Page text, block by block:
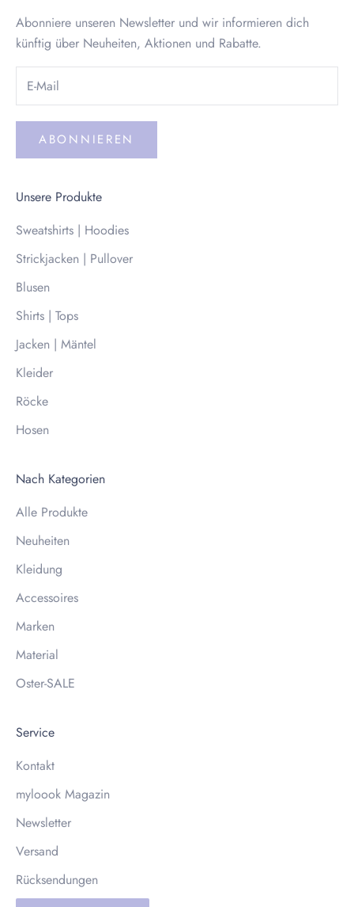
Abonniere unseren Newsletter und wir informieren dich
künftig über Neuheiten, Aktionen und Rabatte.
ABONNIEREN
Unsere Produkte
Sweatshirts | Hoodies
Strickjacken | Pullover
Blusen
Shirts | Tops
Jacken | Mäntel
Kleider
Röcke
Hosen
Nach Kategorien
Alle Produkte
Neuheiten
Kleidung
Accessoires
Marken
Material
Oster-SALE
Service
Kontakt
myloook Magazin
Newsletter
Versand
Rücksendungen